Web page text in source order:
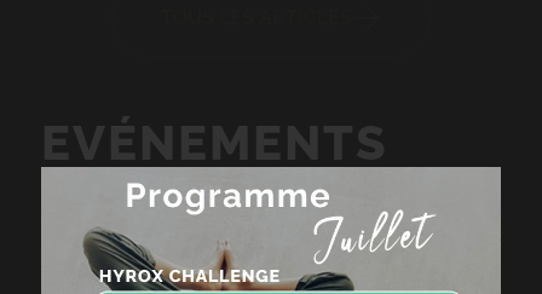
EVÉNEMENTS